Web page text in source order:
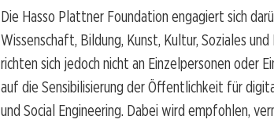
Die Hasso Plattner Foundation engagiert sich
Wissenschaft, Bildung, Kunst, Kultur, Soziales
richten sich jedoch nicht an Einzelpersonen
auf die Sensibilisierung der Öffentlichkeit für
und Social Engineering. Dabei wird empfohlen,